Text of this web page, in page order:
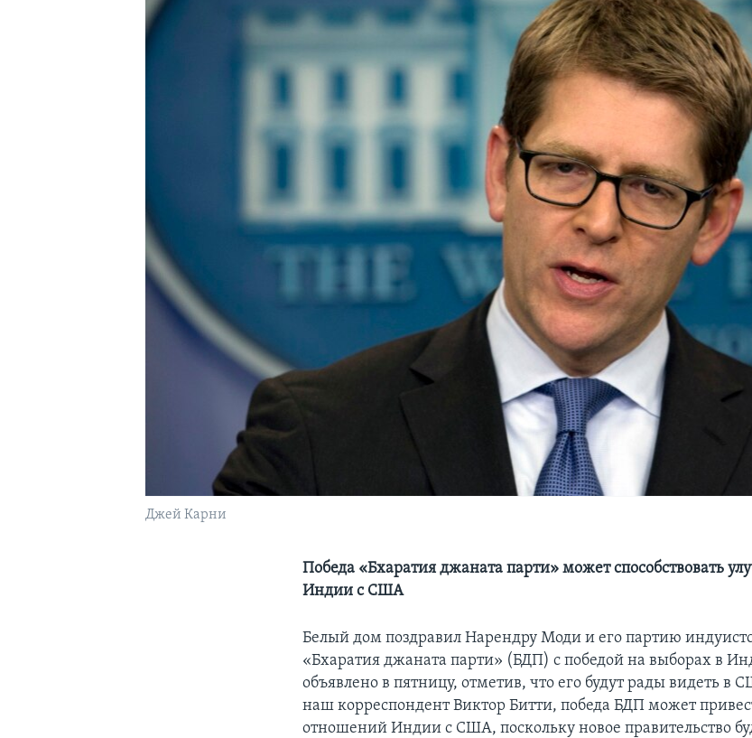
Джей Карни
Победа «Бхаратия джаната парти» может способствовать
Индии с США
Белый дом поздравил Нарендру Моди и его партию
«Бхаратия джаната парти» (БДП) с победой на выборах в
объявлено в пятницу, отметив, что его будут рады видеть в
наш корреспондент Виктор Битти, победа БДП может
отношений Индии с США, поскольку новое правительство